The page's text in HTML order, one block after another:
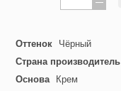
Оттенок
Чёрный
Страна производитель
Основа
Крем